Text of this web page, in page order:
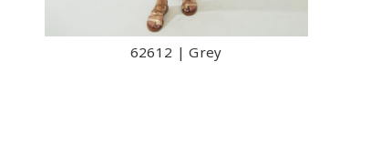
62612 | Grey